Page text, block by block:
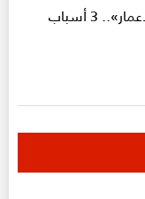
«النفط والغاز وإعادة الإعمار».. 3 أسباب